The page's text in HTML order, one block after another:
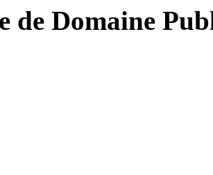
de Domaine